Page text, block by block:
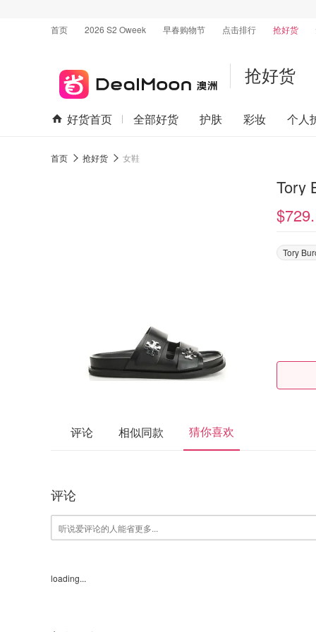
首页 2026 S2 Oweek 早春购物节 点击排行 抢好货
抢好货
好货首页 全部好货 护肤 彩妆 个人
首页 抢好货 女鞋
Tory
Tory
评论 相似同款 猜你喜欢
评论
loading...